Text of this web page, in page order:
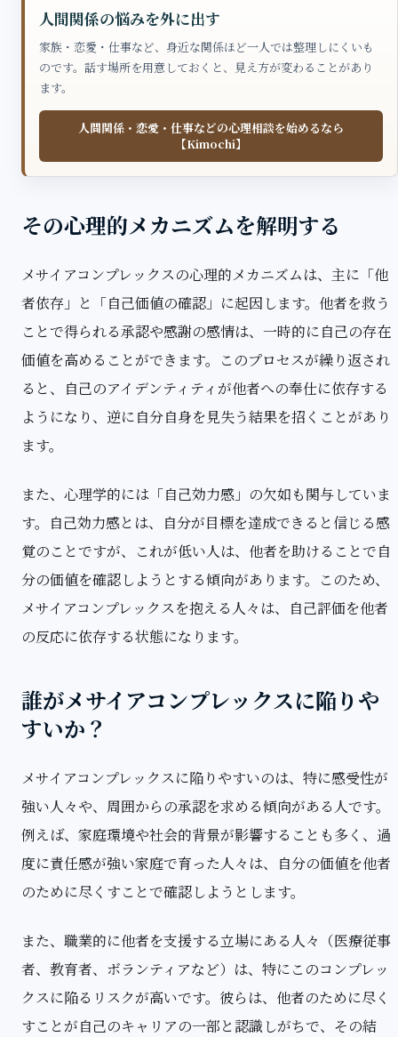
人間関係の悩みを外に出す
家族・恋愛・仕事など、身近な関係ほど一人では整理しにくいも
のです。話す場所を用意しておくと、見え方が変わることがあり
ます。
人間関係・恋愛・仕事などの心理相談を始めるなら
【Kimochi】
その心理的メカニズムを解明する
メサイアコンプレックスの心理的メカニズムは、主に「他
者依存」と「自己価値の確認」に起因します。他者を救う
ことで得られる承認や感謝の感情は、一時的に自己の存在
価値を高めることができます。このプロセスが繰り返され
ると、自己のアイデンティティが他者への奉仕に依存する
ようになり、逆に自分自身を見失う結果を招くことがあり
ます。
また、心理学的には「自己効力感」の欠如も関与していま
す。自己効力感とは、自分が目標を達成できると信じる感
覚のことですが、これが低い人は、他者を助けることで自
分の価値を確認しようとする傾向があります。このため、
メサイアコンプレックスを抱える人々は、自己評価を他者
の反応に依存する状態になります。
誰がメサイアコンプレックスに陥りや
すいか？
メサイアコンプレックスに陥りやすいのは、特に感受性が
強い人々や、周囲からの承認を求める傾向がある人です。
例えば、家庭環境や社会的背景が影響することも多く、過
度に責任感が強い家庭で育った人々は、自分の価値を他者
のために尽くすことで確認しようとします。
また、職業的に他者を支援する立場にある人々（医療従事
者、教育者、ボランティアなど）は、特にこのコンプレッ
クスに陥るリスクが高いです。彼らは、他者のために尽く
すことが自己のキャリアの一部と認識しがちで、その結